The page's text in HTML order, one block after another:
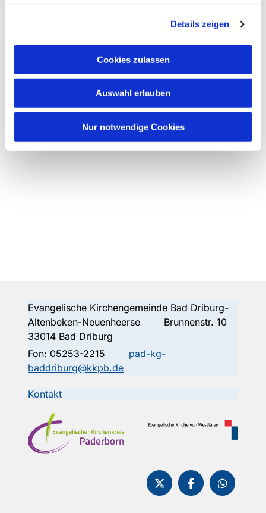
Details zeigen
Cookies zulassen
Auswahl erlauben
Nur notwendige Cookies
Evangelische Kirchengemeinde Bad Driburg-
Altenbeken-Neuenheerse Brunnenstr. 10
33014 Bad Driburg
Fon: 05253-2215
pad-kg-
baddriburg@kkpb.de
Kontakt